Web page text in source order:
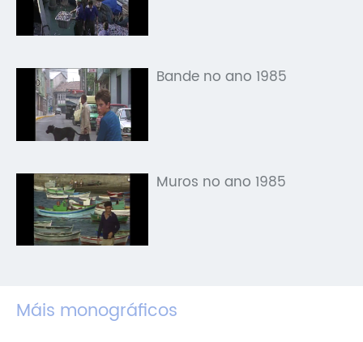
Bande no ano 1985
Muros no ano 1985
Máis monográficos